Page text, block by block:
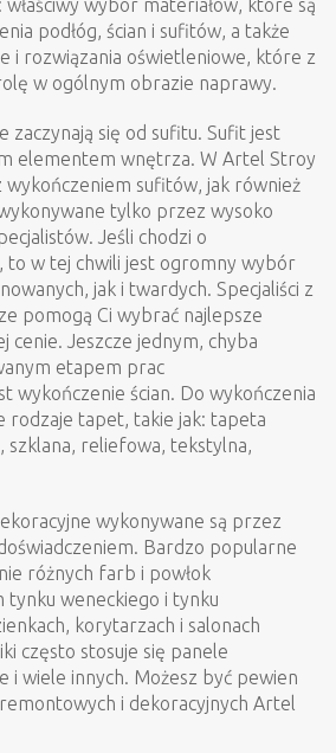
wybór materiałów, które są
podłóg, ścian i sufitów, a także
i rozwiązania oświetleniowe, które z
w ogólnym obrazie naprawy.
zaczynają się od sufitu. Sufit jest
elementem wnętrza. W Artel Stroy
wykończeniem sufitów, jak również
tylko przez wysoko
Jeśli chodzi o
to w tej chwili jest ogromny wybór
jak i twardych. Specjaliści z
pomogą Ci wybrać najlepsze
cenie. Jeszcze jednym, chyba
etapem prac
wykończenie ścian. Do wykończenia
rodzaje tapet, takie jak: tapeta
szklana, reliefowa, tekstylna,
wykonywane są przez
Bardzo popularne
różnych farb i powłok
tynku weneckiego i tynku
korytarzach i salonach
często stosuje się panele
i wiele innych. Możesz być pewien
i dekoracyjnych Artel